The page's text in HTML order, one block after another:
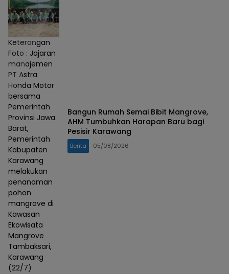
Keterangan
Foto : Jajaran
manajemen
PT Astra
Honda Motor
bersama
Pemerintah
Provinsi Jawa
Barat,
Pemerintah
Kabupaten
Karawang
melakukan
penanaman
pohon
mangrove di
Kawasan
Ekowisata
Mangrove
Tambaksari,
Karawang
(22/7)
Bangun Rumah Semai Bibit Mangrove,
AHM Tumbuhkan Harapan Baru bagi
Pesisir Karawang
Berita 05/08/2026